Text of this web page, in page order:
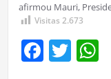
afirmou Mauri,
Visitas 2.673